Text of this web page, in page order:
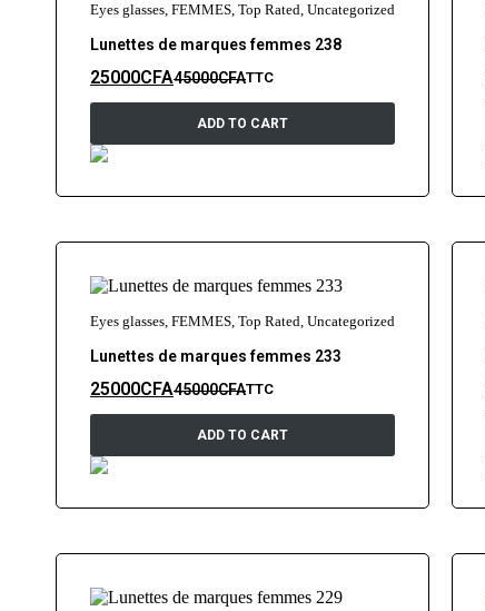
Eyes glasses, FEMMES, Top Rated, Uncategorized
Lunettes de marques femmes 238
45000CFA
25000CFA TTC
ADD TO CART
Eyes glasses, FEMMES, Top Rated, Uncategorized
Lunettes de marques femmes 233
45000CFA
25000CFA TTC
ADD TO CART